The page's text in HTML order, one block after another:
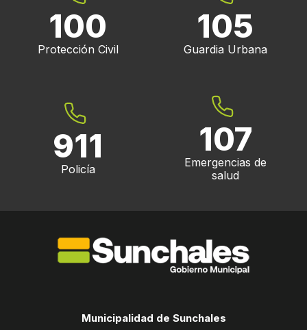
100
Protección Civil
105
Guardia Urbana
911
Policía
107
Emergencias de
salud
Municipalidad de Sunchales